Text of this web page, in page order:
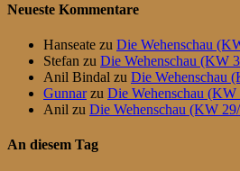
Neueste Kommentare
Hanseate zu Die Wehenschau
Stefan zu Die Wehenschau (KW
Anil Bindal zu Die Wehenschau
Gunnarzu Die Wehenschau (KW
Anil zu Die Wehenschau (KW
An diesem Tag